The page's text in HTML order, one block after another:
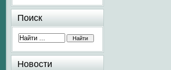
Поиск
Новости